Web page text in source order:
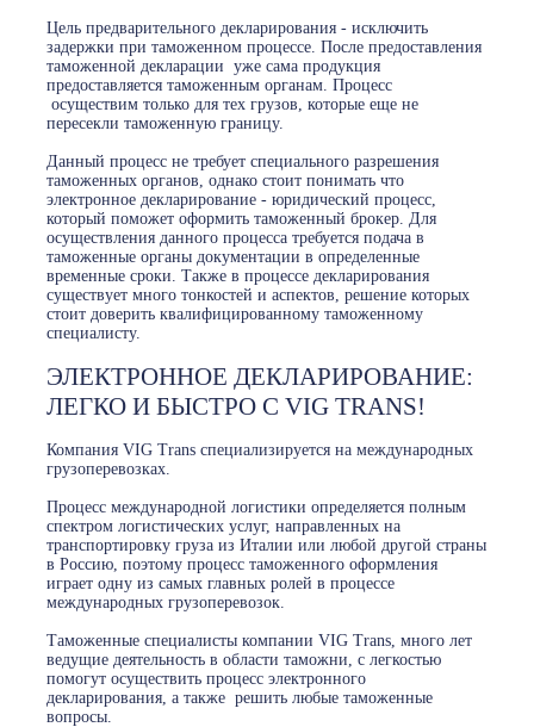
Цель предварительного декларирования - исключить
задержки при таможенном процессе. После предоставления
таможенной декларации уже сама продукция
предоставляется таможенным органам. Процесс
осуществим только для тех грузов, которые еще не
пересекли таможенную границу.
Данный процесс не требует специального разрешения
таможенных органов, однако стоит понимать что
электронное декларирование - юридический процесс,
который поможет оформить таможенный брокер. Для
осуществления данного процесса требуется подача в
таможенные органы документации в определенные
временные сроки. Также в процессе декларирования
существует много тонкостей и аспектов, решение которых
стоит доверить квалифицированному таможенному
специалисту.
ЭЛЕКТРОННОЕ ДЕКЛАРИРОВАНИЕ:
ЛЕГКО И БЫСТРО С VIG TRANS!
Компания VIG Trans специализируется на международных
грузоперевозках.
Процесс международной логистики определяется полным
спектром логистических услуг, направленных на
транспортировку груза из Италии или любой другой страны
в Россию, поэтому процесс таможенного оформления
играет одну из самых главных ролей в процессе
международных грузоперевозок.
Таможенные специалисты компании VIG Trans, много лет
ведущие деятельность в области таможни, с легкостью
помогут осуществить процесс электронного
декларирования, а также решить любые таможенные
вопросы.